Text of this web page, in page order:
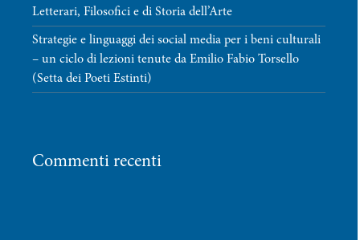
Letterari, Filosofici e di Storia dell’Arte
Strategie e linguaggi dei social media per i beni culturali
– un ciclo di lezioni tenute da Emilio Fabio Torsello
(Setta dei Poeti Estinti)
Commenti recenti